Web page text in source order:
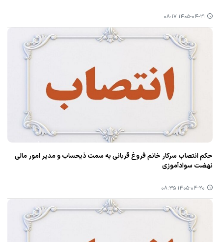
۱۴۰۵-۰۴-۲۱ ۰۸:۱۷
حکم انتصاب سرکار خانم فروغ قربانی به سمت ذیحساب و مدیر امور مالی
نهضت سوادآموزی
۱۴۰۵-۰۴-۲۰ ۰۸:۳۵